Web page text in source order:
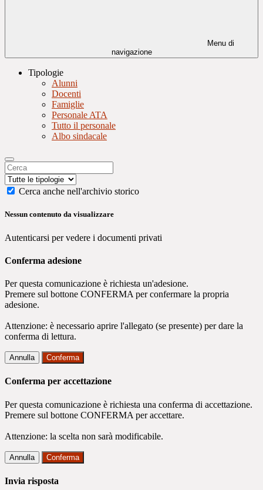
Menu di
navigazione
Tipologie
Alunni
Docenti
Famiglie
Personale ATA
Tutto il personale
Albo sindacale
Cerca anche nell'archivio storico
Nessun contenuto da visualizzare
Autenticarsi per vedere i documenti privati
Conferma adesione
Per questa comunicazione è richiesta un'adesione.
Premere sul bottone CONFERMA per confermare la propria
adesione.
Attenzione: è necessario aprire l'allegato (se presente) per dare la
conferma di lettura.
Annulla Conferma
Conferma per accettazione
Per questa comunicazione è richiesta una conferma di accettazione.
Premere sul bottone CONFERMA per accettare.
Attenzione: la scelta non sarà modificabile.
Annulla Conferma
Invia risposta